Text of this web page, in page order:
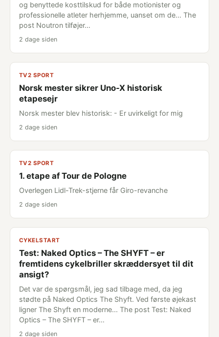
og benyttede kosttilskud for både motionister og
professionelle atleter herhjemme, uanset om de... The
post Noutron tilføjer…
2 dage siden
TV2 SPORT
Norsk mester sikrer Uno-X historisk
etapesejr
Norsk mester blev historisk: - Er uvirkeligt for mig
2 dage siden
TV2 SPORT
1. etape af Tour de Pologne
Overlegen Lidl-Trek-stjerne får Giro-revanche
2 dage siden
CYKELSTART
Test: Naked Optics – The SHYFT – er
fremtidens cykelbriller skræddersyet til dit
ansigt?
Det var de spørgsmål, jeg sad tilbage med, da jeg
stødte på Naked Optics The Shyft. Ved første øjekast
ligner The Shyft en moderne... The post Test: Naked
Optics – The SHYFT – er…
2 dage siden